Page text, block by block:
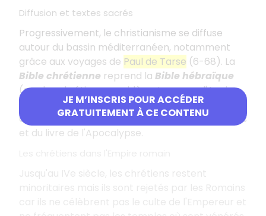
JE M’INSCRIS POUR ACCÉDER
GRATUITEMENT À CE CONTENU
Diffusion et textes sacrés
Progressivement, le christianisme se diffuse
autour du bassin méditerranéen, notamment
grâce aux voyages de Paul de Tarse (6-68). La
Bible chrétienne reprend la Bible hébraïque
(que les chrétiens considèrent comme l'Ancien
Testament) et leNouveau Testamentcomposé
des Epitres, des Evangiles, des Actes des Apôtres
et du livre de l'Apocalypse.